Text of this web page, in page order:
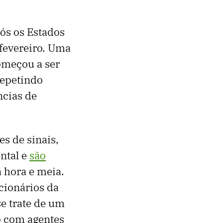
os Estados
Uma
a ser
de
de sinais,
e são
e meia.
da
trate de um
agentes